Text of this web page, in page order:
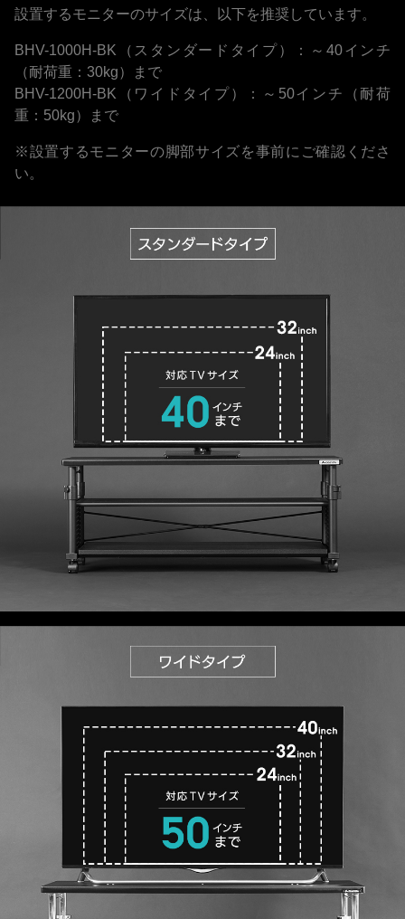
設置するモニターのサイズは、以下を推奨しています。
BHV-1000H-BK（スタンダードタイプ）：～40インチ
（耐荷重：30kg）まで
BHV-1200H-BK（ワイドタイプ）：～50インチ（耐荷
重：50kg）まで
※設置するモニターの脚部サイズを事前にご確認くださ
い。